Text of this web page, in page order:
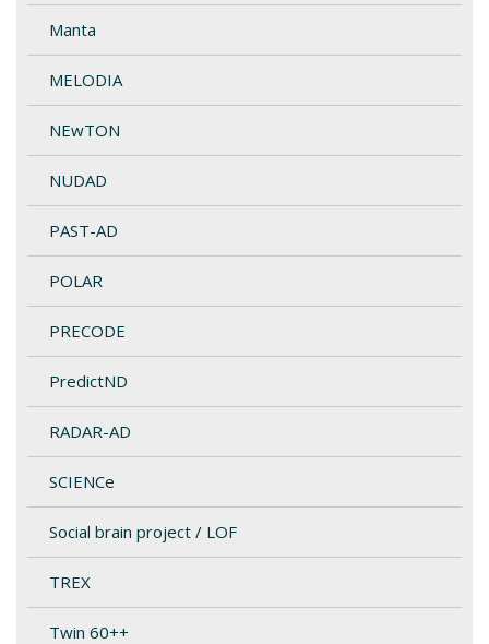
Manta
MELODIA
NEwTON
NUDAD
PAST-AD
POLAR
PRECODE
PredictND
RADAR-AD
SCIENCe
Social brain project / LOF
TREX
Twin 60++